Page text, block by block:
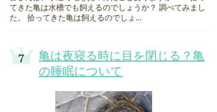
てきた亀は水槽でも飼えるのでしょうか？ 調べてみまし
た。 拾ってきた亀は飼えるのでしょ...
亀は夜寝る時に目を閉じる？亀
の睡眠について